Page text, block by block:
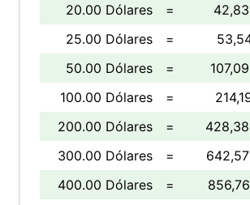
20.00 Dólares
=
25.00 Dólares
=
50.00 Dólares
=
100.00 Dólares
=
200.00 Dólares
=
300.00 Dólares
=
400.00 Dólares
=